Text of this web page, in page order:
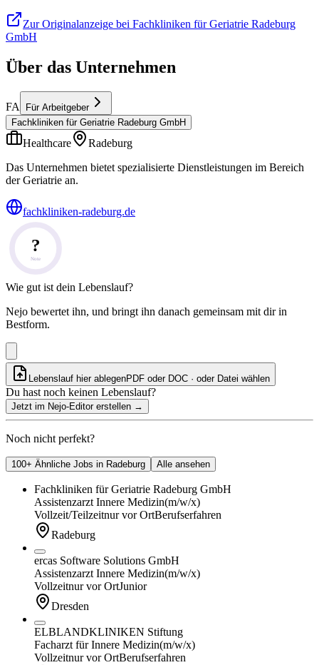
Zur Originalanzeige bei Fachkliniken für Geriatrie Radeburg
GmbH
Über das Unternehmen
FA
Für Arbeitgeber
Fachkliniken für Geriatrie Radeburg GmbH
Healthcare
Radeburg
Das Unternehmen bietet spezialisierte Dienstleistungen im Bereich
der Geriatrie an.
fachkliniken-radeburg.de
?
Note
Wie gut ist dein Lebenslauf?
Nejo bewertet ihn, und bringt ihn danach gemeinsam mit dir in
Bestform.
Lebenslauf hier ablegenPDF oder DOC · oder Datei wählen
Du hast noch keinen Lebenslauf?
Jetzt im Nejo-Editor erstellen →
Noch nicht perfekt?
100+ Ähnliche Jobs in Radeburg Alle ansehen
Fachkliniken für Geriatrie Radeburg GmbH
Assistenzarzt Innere Medizin(m/w/x)
Vollzeit/Teilzeitnur vor OrtBerufserfahren
Radeburg
ercas Software Solutions GmbH
Assistenzarzt Innere Medizin(m/w/x)
Vollzeitnur vor OrtJunior
Dresden
ELBLANDKLINIKEN Stiftung
Facharzt für Innere Medizin(m/w/x)
Vollzeitnur vor OrtBerufserfahren